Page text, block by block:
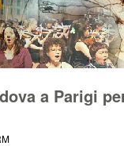
a Parigi